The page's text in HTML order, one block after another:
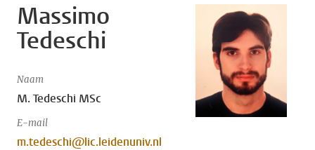
Massimo
Tedeschi
Naam
M. Tedeschi MSc
E-mail
m.tedeschi@lic.leidenuniv.nl